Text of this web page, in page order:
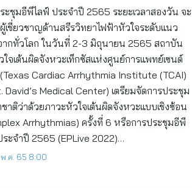
ะชุมอีพีไลฟ์ ประจำปี 2565 ระยะเวลาสองวัน จะ
เชี่ยวชาญด้านสรีรวิทยาไฟฟ้าหัวใจระดับแนว
กทั่วโลก ในวันที่ 2-3 มิถุนายน 2565 สถาบัน
ใจเต้นผิดจังหวะเท็กซัสแห่งศูนย์การแพทย์เซนต์
(Texas Cardiac Arrhythmia Institute (TCAI)
David’s Medical Center) เตรียมจัดการประชุม
าติว่าด้วยภาวะหัวใจเต้นผิดจังหวะแบบเชิงซ้อน
Arrhythmias) ครั้งที่ 6 หรือการประชุมอีพี
ระจำปี 2565 (EPLive 2022)…
.ค. 65 8:00